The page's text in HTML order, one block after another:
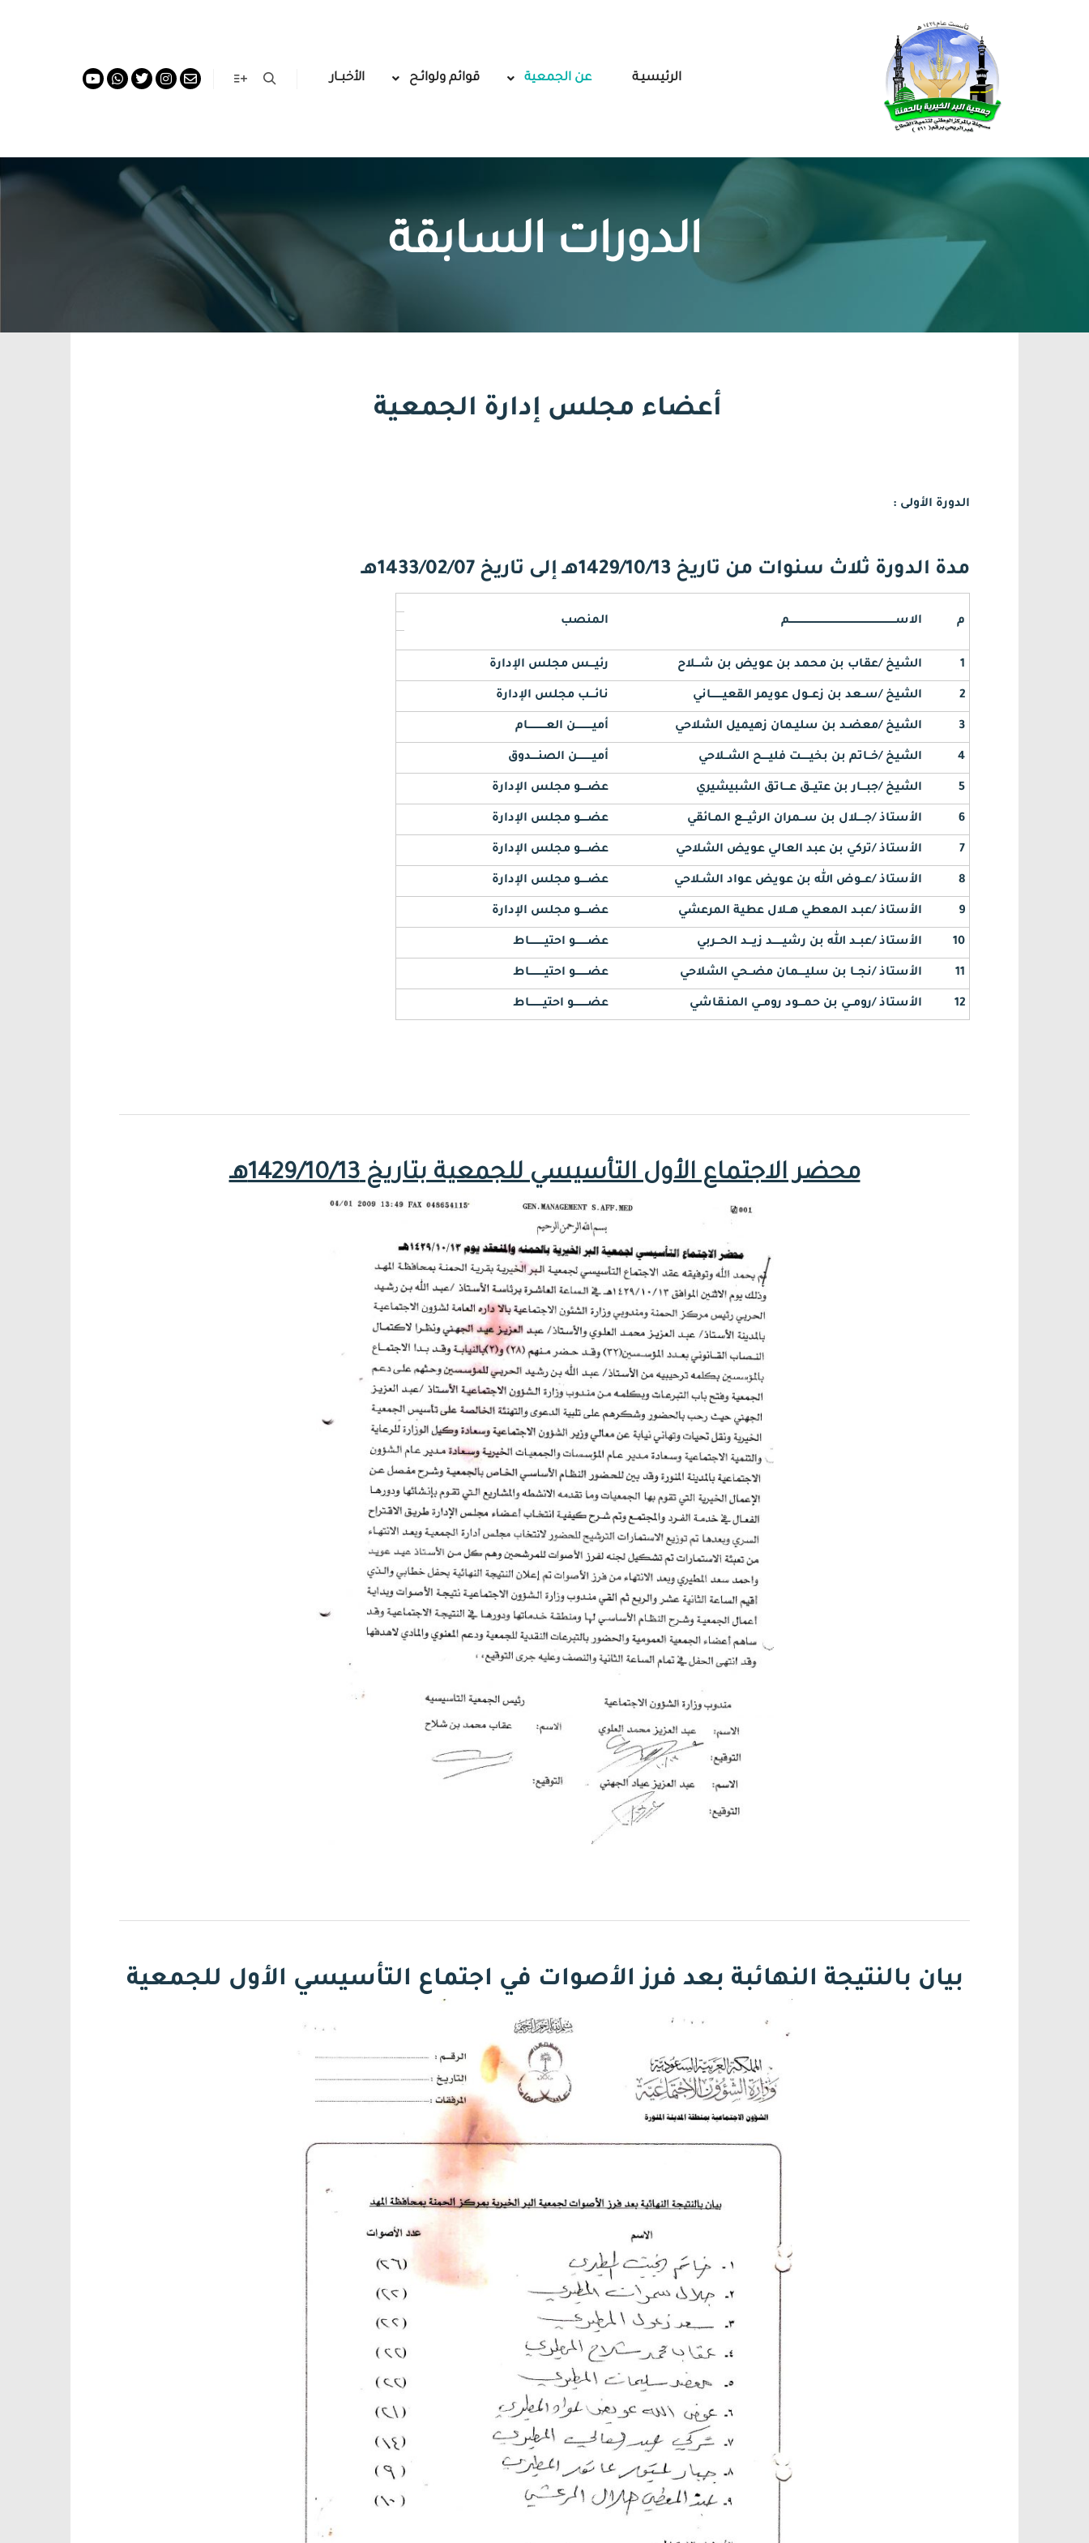
الرئيسيـة عن الجمعية قوائم ولوائـح الأخبــار
الدورات السابقة
أعضاء مجلس إدارة الجمعية
الدورة الأولى :
مدة الدورة ثلاث سنوات من تاريخ 1429/10/13هـ إلى تاريخ 1433/02/07هـ
م الاســـــــــــــــــــــــــــــــــــــــــــــــــــــــــــــــــم المنصب
1 الشيخ /عقاب بن محمد بن عويض بن شـــلاح رئيـــس مجلس الإدارة
2 الشيخ /ســعد بن زعــول عويمر القعيـــــــاني نائـــب مجلس الإدارة
3 الشيخ /معضـد بن سليـمان زهيميل الشلاحي أميــــــــــن العـــــــــــام
4 الشيخ /خــاتم بن بخيـــــت فليــــح الشــلاحي أميـــــــــن الصنــــدوق
5 الشيخ /جبـــار بن عتيــق عـــاتق الشبيشيري عضــــو مجلس الإدارة
6 الأستاذ /جــــلال بن ســمران الرثيـــع المـائقي عضــــو مجلس الإدارة
7 الأستاذ /تركي بن عبد العالي عويض الشلاحي عضــــو مجلس الإدارة
8 الأستاذ /عــوض الله بن عويض عواد الشـلاحي عضــــو مجلس الإدارة
9 الأستاذ /عبـد المعطي هــلال عطية المرعشي عضــــو مجلس الإدارة
10 الأستاذ /عبــد الله بن رشيــــــد زيـــد الحـــربي عضـــــــو احتيـــــــــاط
11 الأستاذ /نجــا بن سليــــمان مضــحي الشلاحي عضـــــــو احتيـــــــــاط
12 الأستاذ /رومــي بن حمـــود رومــي المنـقاشي عضــــــــو احتيــــــــاط
محضر الاجتماع الأول التأسيسي للجمعية بتاريخ 1429/10/13هـ
بيان بالنتيجة النهائبة بعد فرز الأصوات في اجتماع التأسيسي الأول للجمعية